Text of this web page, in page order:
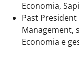
Economia,
Past
Management,
Economia e